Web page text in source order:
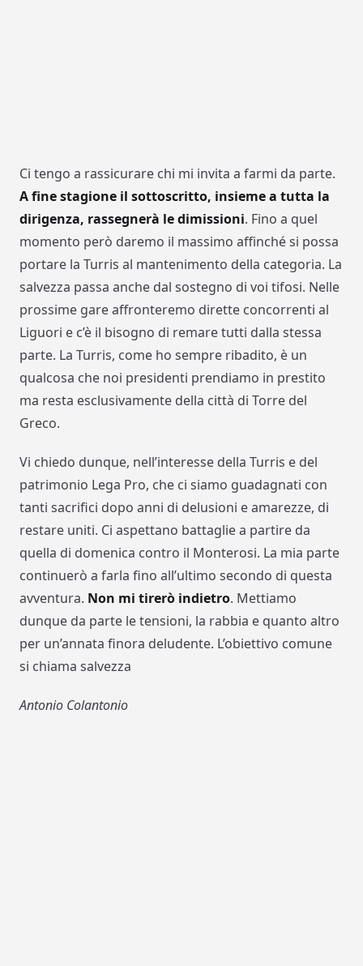
Ci tengo a rassicurare chi mi invita a farmi da parte.
A fine stagione il sottoscritto, insieme a tutta la
dirigenza, rassegnerà le dimissioni. Fino a quel
momento però daremo il massimo affinché si possa
portare la Turris al mantenimento della categoria. La
salvezza passa anche dal sostegno di voi tifosi. Nelle
prossime gare affronteremo dirette concorrenti al
Liguori e c’è il bisogno di remare tutti dalla stessa
parte. La Turris, come ho sempre ribadito, è un
qualcosa che noi presidenti prendiamo in prestito
ma resta esclusivamente della città di Torre del
Greco.
Vi chiedo dunque, nell’interesse della Turris e del
patrimonio Lega Pro, che ci siamo guadagnati con
tanti sacrifici dopo anni di delusioni e amarezze, di
restare uniti. Ci aspettano battaglie a partire da
quella di domenica contro il Monterosi. La mia parte
continuerò a farla fino all’ultimo secondo di questa
avventura. Non mi tirerò indietro. Mettiamo
dunque da parte le tensioni, la rabbia e quanto altro
per un’annata finora deludente. L’obiettivo comune
si chiama salvezza
Antonio Colantonio